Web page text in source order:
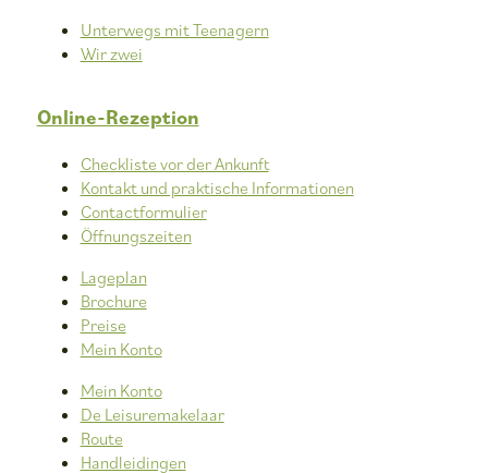
Unterwegs mit Teenagern
Wir zwei
Online-Rezeption
Checkliste vor der Ankunft
Kontakt und praktische Informationen
Contactformulier
Öffnungszeiten
Lageplan
Brochure
Preise
Mein Konto
Mein Konto
De Leisuremakelaar
Route
Handleidingen